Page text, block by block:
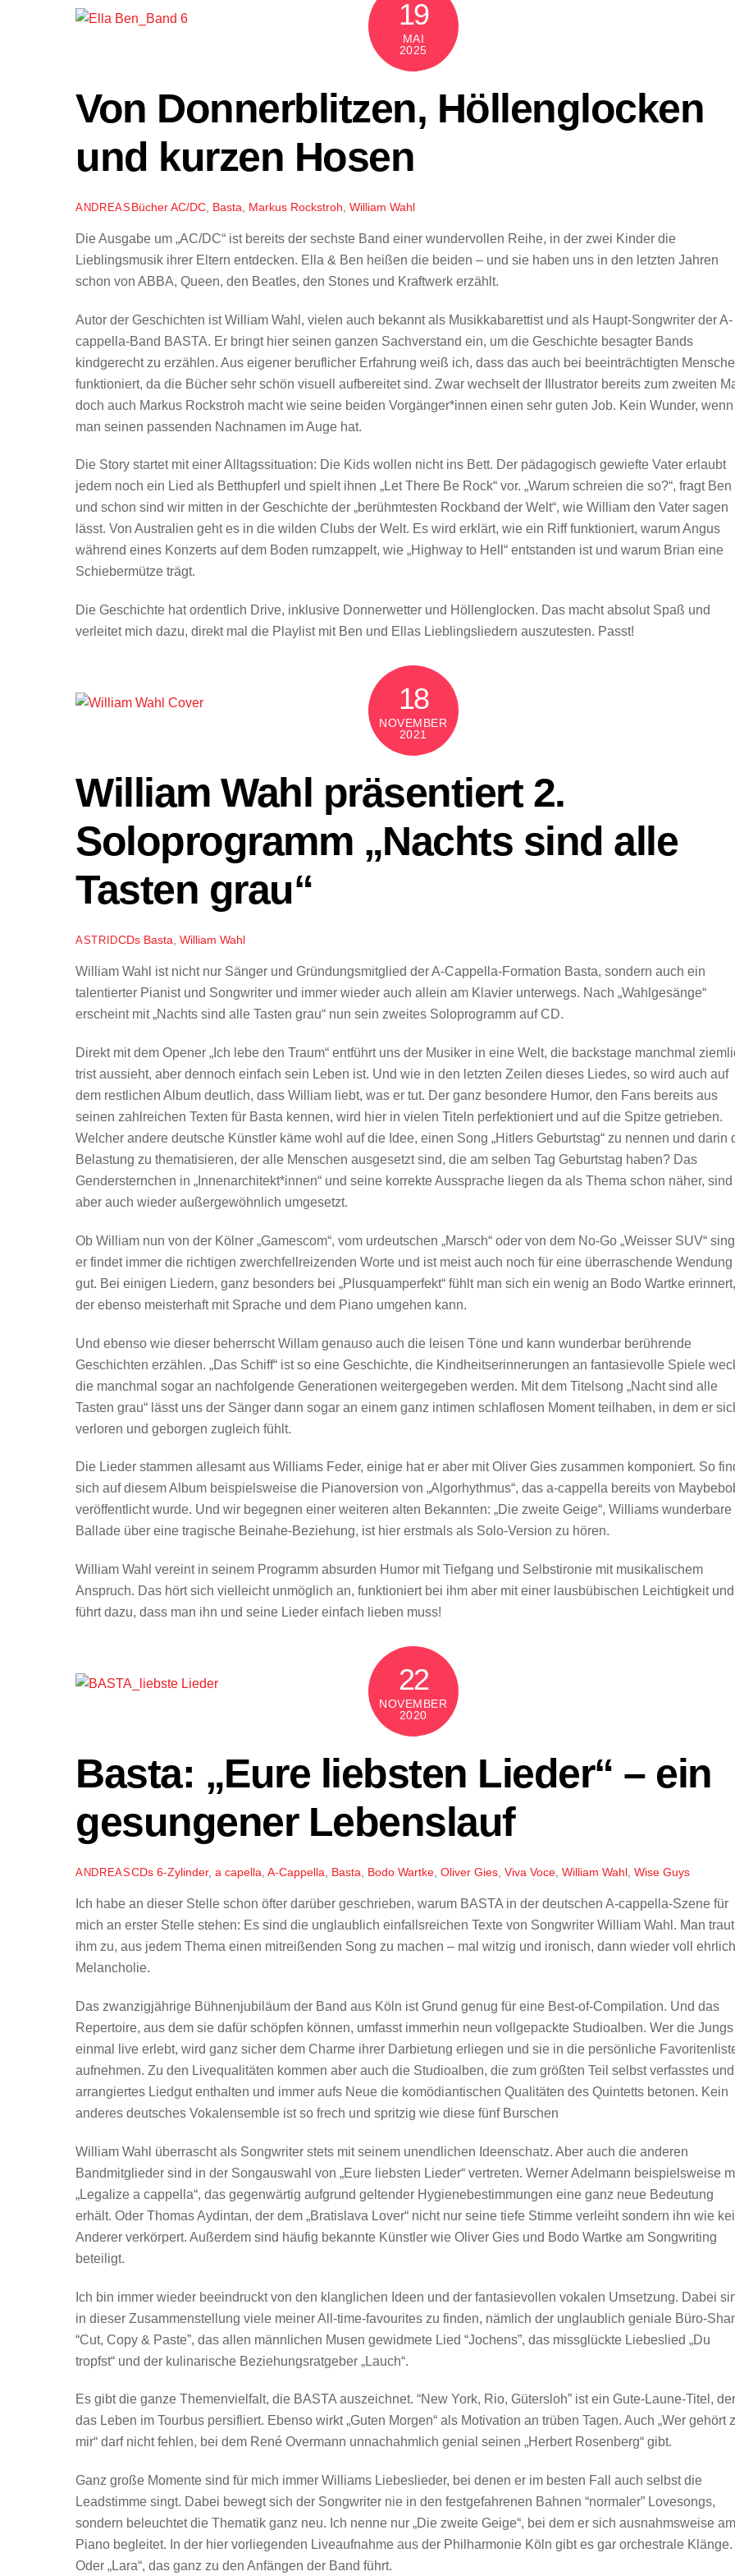
19
MAI
2025
Von Donnerblitzen, Höllenglocken
und kurzen Hosen
ANDREAS Bücher AC/DC, Basta Markus Rockstroh William Wahl
Die Ausgabe um „AC/DC“ ist bereits der sechste Band einer wundervollen Reihe, in der zwei Kinder die
Lieblingsmusik ihrer Eltern entdecken. Ella & Ben heißen die beiden – und sie haben uns in den letzten Jahren
schon von ABBA, Queen, den Beatles, den Stones und Kraftwerk erzählt.
Autor der Geschichten ist William Wahl, vielen auch bekannt als Musikkabarettist und als Haupt-Songwriter der A-
cappella-Band BASTA. Er bringt hier seinen ganzen Sachverstand ein, um die Geschichte besagter Bands
kindgerecht zu erzählen. Aus eigener beruflicher Erfahrung weiß ich, dass das auch bei beeinträchtigten
funktioniert, da die Bücher sehr schön visuell aufbereitet sind. Zwar wechselt der Illustrator bereits zum zweiten
doch auch Markus Rockstroh macht wie seine beiden Vorgänger*innen einen sehr guten Job. Kein Wunder, wenn
man seinen passenden Nachnamen im Auge hat.
Die Story startet mit einer Alltagssituation: Die Kids wollen nicht ins Bett. Der pädagogisch gewiefte Vater erlaubt
jedem noch ein Lied als Betthupferl und spielt ihnen „Let There Be Rock“ vor. „Warum schreien die so?“, fragt Ben
und schon sind wir mitten in der Geschichte der „berühmtesten Rockband der Welt“, wie William den Vater sagen
lässt. Von Australien geht es in die wilden Clubs der Welt. Es wird erklärt, wie ein Riff funktioniert, warum Angus
während eines Konzerts auf dem Boden rumzappelt, wie „Highway to Hell“ entstanden ist und warum Brian eine
Schiebermütze trägt.
Die Geschichte hat ordentlich Drive, inklusive Donnerwetter und Höllenglocken. Das macht absolut Spaß und
verleitet mich dazu, direkt mal die Playlist mit Ben und Ellas Lieblingsliedern auszutesten. Passt!
18
NOVEMBER
2021
William Wahl präsentiert 2.
Soloprogramm „Nachts sind alle
Tasten grau“
ASTRIDCDs Basta William Wahl
William Wahl ist nicht nur Sänger und Gründungsmitglied der A-Cappella-Formation Basta, sondern auch ein
talentierter Pianist und Songwriter und immer wieder auch allein am Klavier unterwegs. Nach „Wahlgesänge“
erscheint mit „Nachts sind alle Tasten grau“ nun sein zweites Soloprogramm auf CD.
Direkt mit dem Opener „Ich lebe den Traum“ entführt uns der Musiker in eine Welt, die backstage manchmal
trist aussieht, aber dennoch einfach sein Leben ist. Und wie in den letzten Zeilen dieses Liedes, so wird auch auf
dem restlichen Album deutlich, dass William liebt, was er tut. Der ganz besondere Humor, den Fans bereits aus
seinen zahlreichen Texten für Basta kennen, wird hier in vielen Titeln perfektioniert und auf die Spitze getrieben.
Welcher andere deutsche Künstler käme wohl auf die Idee, einen Song „Hitlers Geburtstag“ zu nennen und darin
Belastung zu thematisieren, der alle Menschen ausgesetzt sind, die am selben Tag Geburtstag haben? Das
Gendersternchen in „Innenarchitekt*innen“ und seine korrekte Aussprache liegen da als Thema schon näher, sind
aber auch wieder außergewöhnlich umgesetzt.
Ob William nun von der Kölner „Gamescom“, vom urdeutschen „Marsch“ oder von dem No-Go „Weisser SUV“
er findet immer die richtigen zwerchfellreizenden Worte und ist meist auch noch für eine überraschende Wendung
gut. Bei einigen Liedern, ganz besonders bei „Plusquamperfekt“ fühlt man sich ein wenig an Bodo Wartke erinnert,
der ebenso meisterhaft mit Sprache und dem Piano umgehen kann.
Und ebenso wie dieser beherrscht Willam genauso auch die leisen Töne und kann wunderbar berührende
Geschichten erzählen. „Das Schiff“ ist so eine Geschichte, die Kindheitserinnerungen an fantasievolle Spiele
die manchmal sogar an nachfolgende Generationen weitergegeben werden. Mit dem Titelsong „Nacht sind alle
Tasten grau“ lässt uns der Sänger dann sogar an einem ganz intimen schlaflosen Moment teilhaben, in dem er
verloren und geborgen zugleich fühlt.
Die Lieder stammen allesamt aus Williams Feder, einige hat er aber mit Oliver Gies zusammen komponiert. So
sich auf diesem Album beispielsweise die Pianoversion von „Algorhythmus“, das a-cappella bereits von
veröffentlicht wurde. Und wir begegnen einer weiteren alten Bekannten: „Die zweite Geige“, Williams wunderbare
Ballade über eine tragische Beinahe-Beziehung, ist hier erstmals als Solo-Version zu hören.
William Wahl vereint in seinem Programm absurden Humor mit Tiefgang und Selbstironie mit musikalischem
Anspruch. Das hört sich vielleicht unmöglich an, funktioniert bei ihm aber mit einer lausbübischen Leichtigkeit und
führt dazu, dass man ihn und seine Lieder einfach lieben muss!
22
NOVEMBER
2020
Basta: „Eure liebsten Lieder“ – ein
gesungener Lebenslauf
ANDREASCDs 6-Zylinder, a capella A-Cappella Basta Bodo Wartke, Oliver Gies, Viva Voce, William Wahl, Wise Guys
Ich habe an dieser Stelle schon öfter darüber geschrieben, warum BASTA in der deutschen A-cappella-Szene für
mich an erster Stelle stehen: Es sind die unglaublich einfallsreichen Texte von Songwriter William Wahl. Man traut
ihm zu, aus jedem Thema einen mitreißenden Song zu machen – mal witzig und ironisch, dann wieder voll
Melancholie.
Das zwanzigjährige Bühnenjubiläum der Band aus Köln ist Grund genug für eine Best-of-Compilation. Und das
Repertoire, aus dem sie dafür schöpfen können, umfasst immerhin neun vollgepackte Studioalben. Wer die Jungs
einmal live erlebt, wird ganz sicher dem Charme ihrer Darbietung erliegen und sie in die persönliche
aufnehmen. Zu den Livequalitäten kommen aber auch die Studioalben, die zum größten Teil selbst verfasstes und
arrangiertes Liedgut enthalten und immer aufs Neue die komödiantischen Qualitäten des Quintetts betonen. Kein
anderes deutsches Vokalensemble ist so frech und spritzig wie diese fünf Burschen
William Wahl überrascht als Songwriter stets mit seinem unendlichen Ideenschatz. Aber auch die anderen
Bandmitglieder sind in der Songauswahl von „Eure liebsten Lieder“ vertreten. Werner Adelmann beispielsweise
„Legalize a cappella“, das gegenwärtig aufgrund geltender Hygienebestimmungen eine ganz neue Bedeutung
erhält. Oder Thomas Aydintan, der dem „Bratislava Lover“ nicht nur seine tiefe Stimme verleiht sondern ihn wie
Anderer verkörpert. Außerdem sind häufig bekannte Künstler wie Oliver Gies und Bodo Wartke am Songwriting
beteiligt.
Ich bin immer wieder beeindruckt von den klanglichen Ideen und der fantasievollen vokalen Umsetzung. Dabei
in dieser Zusammenstellung viele meiner All-time-favourites zu finden, nämlich der unglaublich geniale Büro-
“Cut, Copy & Paste”, das allen männlichen Musen gewidmete Lied “Jochens”, das missglückte Liebeslied „Du
tropfst“ und der kulinarische Beziehungsratgeber „Lauch“.
Es gibt die ganze Themenvielfalt, die BASTA auszeichnet. “New York, Rio, Gütersloh” ist ein Gute-Laune-Titel, der
das Leben im Tourbus persifliert. Ebenso wirkt „Guten Morgen“ als Motivation an trüben Tagen. Auch „Wer gehört
mir“ darf nicht fehlen, bei dem René Overmann unnachahmlich genial seinen „Herbert Rosenberg“ gibt.
Ganz große Momente sind für mich immer Williams Liebeslieder, bei denen er im besten Fall auch selbst die
Leadstimme singt. Dabei bewegt sich der Songwriter nie in den festgefahrenen Bahnen “normaler” Lovesongs,
sondern beleuchtet die Thematik ganz neu. Ich nenne nur „Die zweite Geige“, bei dem er sich ausnahmsweise am
Piano begleitet. In der hier vorliegenden Liveaufnahme aus der Philharmonie Köln gibt es gar orchestrale Klänge.
Oder „Lara“, das ganz zu den Anfängen der Band führt.